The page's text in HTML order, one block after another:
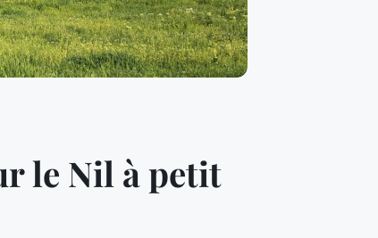
le Nil à petit